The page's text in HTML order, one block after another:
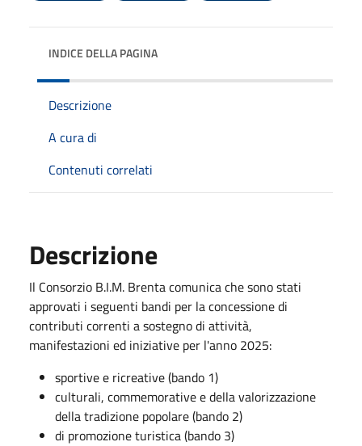
INDICE DELLA PAGINA
Descrizione
A cura di
Contenuti correlati
Descrizione
Il Consorzio B.I.M. Brenta comunica che sono stati
approvati i seguenti bandi per la concessione di
contributi correnti a sostegno di attività,
manifestazioni ed iniziative per l'anno 2025:
sportive e ricreative (bando 1)
culturali, commemorative e della valorizzazione
della tradizione popolare (bando 2)
di promozione turistica (bando 3)